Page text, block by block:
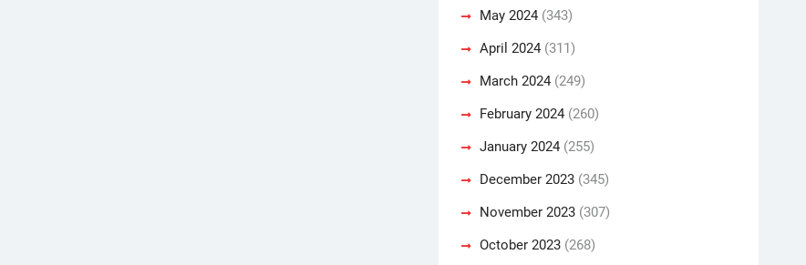
May 2024 (343)
April 2024 (311)
March 2024 (249)
February 2024 (260)
January 2024 (255)
December 2023 (345)
November 2023 (307)
October 2023 (268)